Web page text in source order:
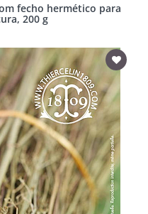
fecho hermético para
200 g